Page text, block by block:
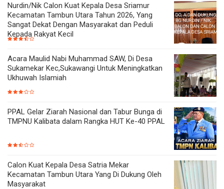
Nurdin/Nik Calon Kuat Kepala Desa Sriamur
Kecamatan Tambun Utara Tahun 2026, Yang
Sangat Dekat Dengan Masyarakat dan Peduli
Kepada Rakyat Kecil
Acara Maulid Nabi Muhammad SAW, Di Desa
Sukamekar Kec,Sukawangi Untuk Meningkatkan
Ukhuwah Islamiah
PPAL Gelar Ziarah Nasional dan Tabur Bunga di
TMPNU Kalibata dalam Rangka HUT Ke-40 PPAL
Calon Kuat Kepala Desa Satria Mekar
Kecamatan Tambun Utara Yang Di Dukung Oleh
Masyarakat